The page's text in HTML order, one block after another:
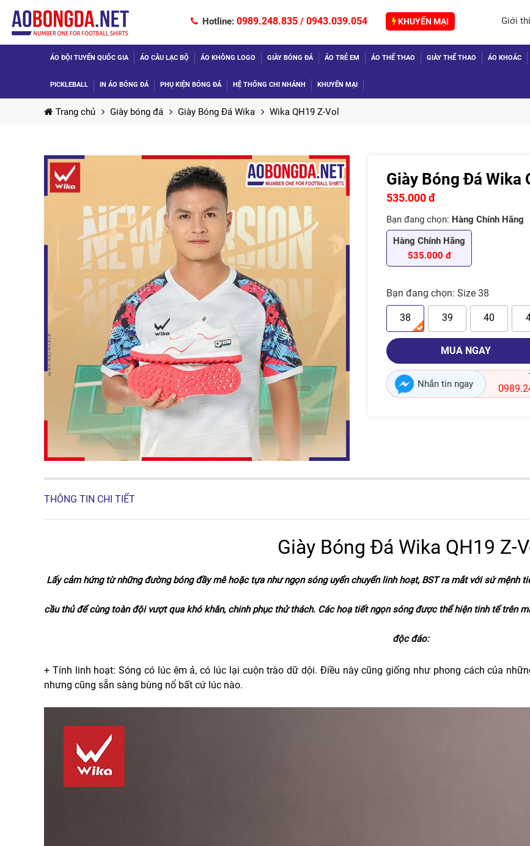
Hotline: 0989.248.835 / 0943.039.054 KHUYẾN MẠI Giới
ÁO ĐỘI TUYỂN QUỐC GIA ÁO CÂU LẠC BỘ ÁO KHÔNG LOGO GIÀY BÓNG ĐÁ ÁO TRẺ EM ÁO THỂ THAO GIÀY THỂ THAO ÁO KHOÁC
PICKLEBALL IN ÁO BÓNG ĐÁ PHỤ KIỆN BÓNG ĐÁ HỆ THỐNG CHI NHÁNH KHUYẾN MẠI
Trang chủ Giày bóng đá Giày Bóng Đá Wika Wika QH19 Z-Vol
Giày Bóng Đá Wika
535.000 đ
Bạn đang chọn: Hàng Chính Hãng
Hàng Chính Hãng
535.000 đ
Bạn đang chọn: Size 38
38 39 40
MUA NGAY
Nhắn tin ngay
THÔNG TIN CHI TIẾT
Giày Bóng Đá Wika QH19 Z-
Lấy cảm hứng từ những đường bóng đầy mê hoặc tựa như ngọn sóng uyển chuyển linh hoạt, BST ra mắt với sứ
cầu thủ để cùng toàn đội vượt qua khó khăn, chinh phục thử thách. Các hoạ tiết ngọn sóng được thể hiện tinh tế trên
độc đáo:
+ Tính linh hoạt: Sóng có lúc êm ả, có lúc lại cuộn trào dữ dội. Điều này cũng giống như phong cách của
nhưng cũng sẵn sàng bùng nổ bất cứ lúc nào.